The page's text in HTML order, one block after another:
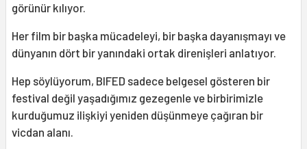
görünür kılıyor.
Her film bir başka mücadeleyi, bir başka dayanışmayı ve
dünyanın dört bir yanındaki ortak direnişleri anlatıyor.
Hep söylüyorum, BIFED sadece belgesel gösteren bir
festival değil yaşadığımız gezegenle ve birbirimizle
kurduğumuz ilişkiyi yeniden düşünmeye çağıran bir
vicdan alanı.